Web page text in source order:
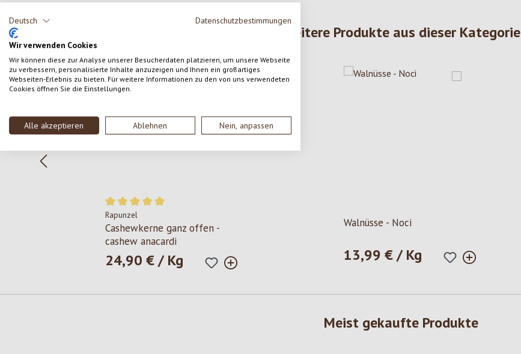
Deutsch Datenschutzbestimmungen
Wir verwenden Cookies
Wir können diese zur Analyse unserer Besucherdaten platzieren, um unsere Webseite
zu verbessern, personalisierte Inhalte anzuzeigen und Ihnen ein großartiges
Webseiten-Erlebnis zu bieten. Für weitere Informationen zu den von uns verwendeten
Cookies öffnen Sie die Einstellungen.
Alle akzeptieren Ablehnen Nein, anpassen
Weitere Produkte aus dieser Kategorie
Produktgalerie überspringen
Durchschnittliche Bewertung von 5 von 5 Sternen
Rapunzel
Cashewkerne ganz offen -
cashew anacardi
Regulärer Preis:
24,90 € / Kg
Walnüsse - Noci
Regulärer Preis:
13,99 € / Kg
Meist gekaufte Produkte